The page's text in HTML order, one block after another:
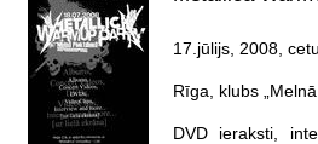
17.jūlijs, 2008,
Rīga, klubs
DVD ieraksti,